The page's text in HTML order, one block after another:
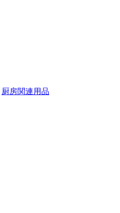
厨房関連用品